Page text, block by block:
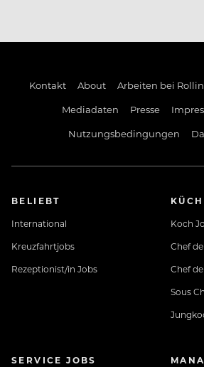
Kontakt About Arbeiten bei
Mediadaten
Presse
Nutzungsbedingungen
BELIEBT
International
Kreuzfahrtjobs
Rezeptionist/in Jobs
Koch
Chef
Chef
Sous
SERVICE JOBS